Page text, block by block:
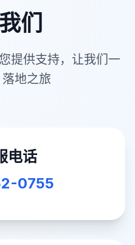
们
提供支持，让我们一
地之旅
电话
0755